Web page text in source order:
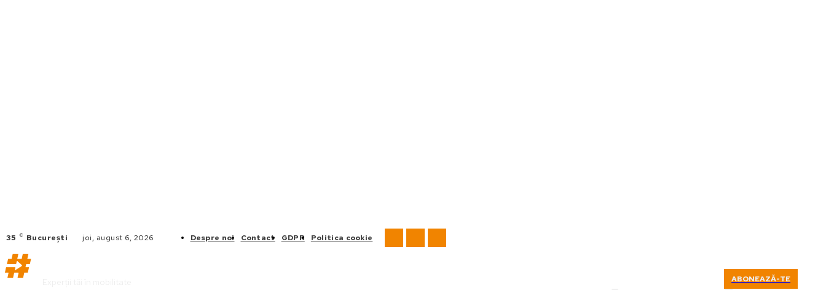
35 C București joi, august 6, 2026 Despre noi Contact GDPR Politica cookie
ABONEAZĂ-TE